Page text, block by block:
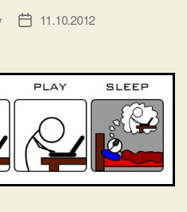
Дата11.10.2012